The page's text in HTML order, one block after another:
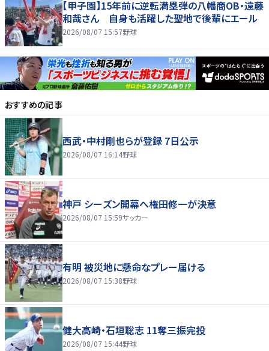
【甲子園】15年前に逆転満塁弾の八幡商OB・遠藤
和哉さん 自身も活躍した聖地で後輩にエール
2026/08/07 15:57野球
おすすめの記事
西武・中村剛也らが登録 7日公示
2026/08/07 16:14野球
神戸 シーズン開幕へ権田修一が決意
2026/08/07 15:59サッカー
有明 被災地に懸命なプレー届ける
2026/08/07 15:38野球
健大高崎・石垣聡志 11奪三振完投
2026/08/07 15:44野球